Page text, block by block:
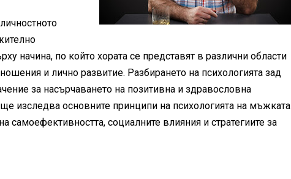
начина, по който хората се представят в различни области
и лично развитие. Разбирането на психологията зад
за насърчаването на позитивна и здравословна
ще изследва основните принципи на психологията на мъжката
самоефективността, социалните влияния и стратегиите за